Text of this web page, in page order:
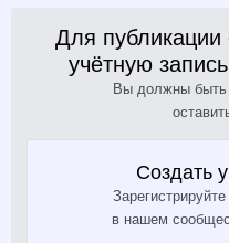
Для
учётную
Вы должны быть
Создать
в нашем